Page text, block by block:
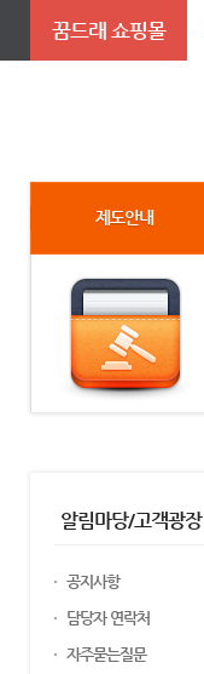
꿈드래 쇼핑몰
제도안내
알림마당/고객광장
공지사항
담당자 연락처
자주묻는질문